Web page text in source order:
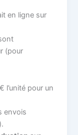
en ligne sur
(pour
l’unité pour un
envois